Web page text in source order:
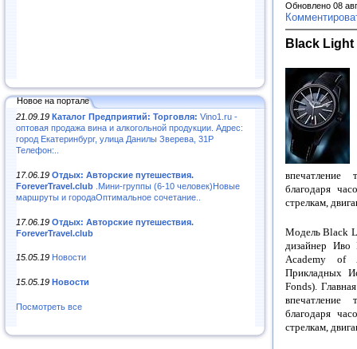
Новое на портале
21.09.19 Каталог Предприятий: Торговля: Vino1.ru -
оптовая продажа вина и алкогольной продукции. Адрес:
город Екатеринбург, улица Данилы Зверева, 31Р
Телефон:..
17.06.19 Отдых: Авторские путешествия.
ForeverTravel.club .Мини-группы (6-10 человек)Новые
маршруты и городаОптимальное сочетание..
17.06.19 Отдых: Авторские путешествия.
ForeverTravel.club
15.05.19 Новости
15.05.19 Новости
Посмотреть все
Обновлено 08
Black Light
впечатление
благодаря
стрелкам,
Модель Black
дизайнер
Academy of
Прикладных
Fonds).
впечатление
благодаря
стрелкам,